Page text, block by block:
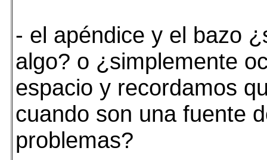
- el apéndice y el bazo
algo? o ¿simplemente
espacio y recordamos
cuando son una fuente
problemas?